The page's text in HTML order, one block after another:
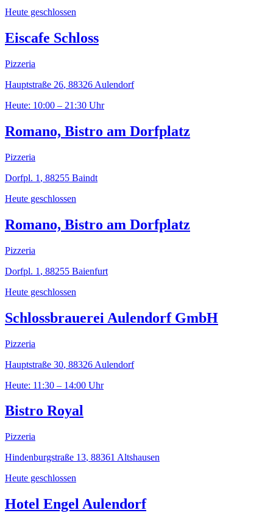
Heute geschlossen
Eiscafe Schloss
Pizzeria
Hauptstraße 26, 88326 Aulendorf
Heute: 10:00 – 21:30 Uhr
Romano, Bistro am Dorfplatz
Pizzeria
Dorfpl. 1 , 88255 Baindt
Heute geschlossen
Romano, Bistro am Dorfplatz
Pizzeria
Dorfpl. 1 , 88255 Baienfurt
Heute geschlossen
Schlossbrauerei Aulendorf GmbH
Pizzeria
Hauptstraße 30, 88326 Aulendorf
Heute: 11:30 – 14:00 Uhr
Bistro Royal
Pizzeria
Hindenburgstraße 13, 88361 Altshausen
Heute geschlossen
Hotel Engel Aulendorf